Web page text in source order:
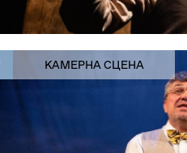
КАМЕРНА СЦЕНА